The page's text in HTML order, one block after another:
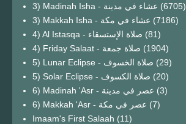
3) Madinah Isha - عشاء في مدينة (6705)
3) Makkah Isha - عشاء في مكة (7186)
4) Al Istasqa - صلاة الإستسقاء (81)
4) Friday Salaat - صلاة جمعة (1904)
5) Lunar Eclipse - صلاة الخسوف (29)
(20)
6) Madinah 'Asr - عصر في مدينة (3)
6) Makkah 'Asr - عصر في مكة (7)
Imaam's First Salaah (11)